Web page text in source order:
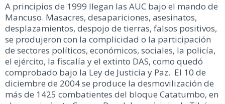
A principios de 1999 llegan las AUC bajo el mando de
Mancuso. Masacres, desapariciones, asesinatos,
desplazamientos, despojo de tierras, falsos positivos,
se produjeron con la complicidad o la participación
de sectores políticos, económicos, sociales, la policía,
el ejército, la fiscalía y el extinto DAS, como quedó
comprobado bajo la Ley de Justicia y Paz. El 10 de
diciembre de 2004 se produce la desmovilización de
más de 1425 combatientes del bloque Catatumbo, en